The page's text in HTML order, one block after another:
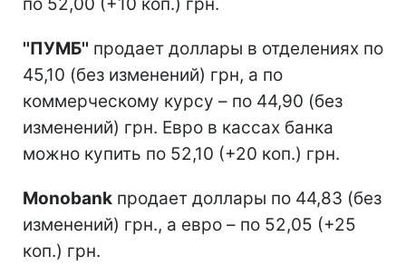
''ПУМБ'' продает доллары в отделениях по
45,10 (без изменений) грн, а по
коммерческому курсу – по 44,90 (без
изменений) грн. Евро в кассах банка
можно купить по 52,10 (+20 коп.) грн.
Monobank продает доллары по 44,83 (без
изменений) грн., а евро – по 52,05 (+25
коп.) грн.